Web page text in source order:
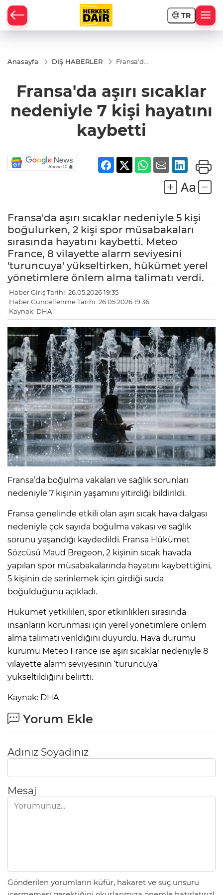
TR
Anasayfa DIŞ HABERLER
Fransa'da
7 kişi
hayatını
kaybetti
Fransa'da aşırı sıcaklar
nedeniyle 7 kişi hayatını
kaybetti
Fransa'da aşırı sıcaklar nedeniyle 5 kişi
boğulurken, 2 kişi spor müsabakaları
sırasında hayatını kaybetti. Meteo
France, 8 vilayette alarm seviyesini
'turuncuya' yükseltirken, hükümet yerel
yönetimlere önlem alma talimatı verdi.
Haber Giriş Tarihi: 26.05.2026 19:35
Haber Güncellenme Tarihi: 26.05.2026 19:36
Kaynak: DHA
Fransa’da boğulma vakaları ve sağlık sorunları
nedeniyle 7 kişinin yaşamını yitirdiği bildirildi.
Fransa genelinde etkili olan aşırı sıcak hava dalgası
nedeniyle çok sayıda boğulma vakası ve sağlık
sorunu yaşandığı kaydedildi. Fransa Hükümet
Sözcüsü Maud Bregeon, 2 kişinin sıcak havada
yapılan spor müsabakalarında hayatını kaybettiğini,
5 kişinin de serinlemek için girdiği suda
boğulduğunu açıkladı.
Hükümet yetkilileri, spor etkinlikleri sırasında
insanların korunması için yerel yönetimlere önlem
alma talimatı verildiğini duyurdu. Hava durumu
kurumu Meteo France ise aşırı sıcaklar nedeniyle 8
vilayette alarm seviyesinin ‘turuncuya’
yükseltildiğini belirtti.
Kaynak: DHA
Yorum Ekle
Adınız Soyadınız
Mesaj
Gönderilen yorumların küfür, hakaret ve suç unsuru